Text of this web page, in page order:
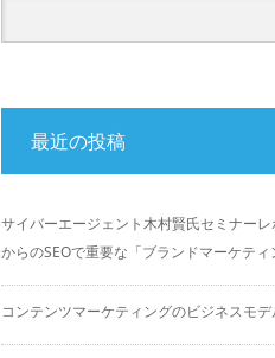
最近の投稿
サイバーエージェント木村賢氏セミナー
からのSEOで重要な「ブランドマーケティ
コンテンツマーケティングのビジネスモ